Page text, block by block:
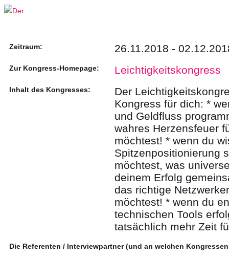
Zeitraum: 26.11.2018 -
Zur Kongress-Homepage: Leichtigkeitskongress
Inhalt des Kongresses:
Der
Kongress für dich: *
und Geldfluss
wahres Herzensfeuer
möchtest! * wenn du
Spitzenpositionierung
möchtest, was
deinem Erfolg
das richtige
möchtest! * wenn du
technischen Tools
tatsächlich mehr Zeit
Die Referenten / Interviewpartner (und an welchen